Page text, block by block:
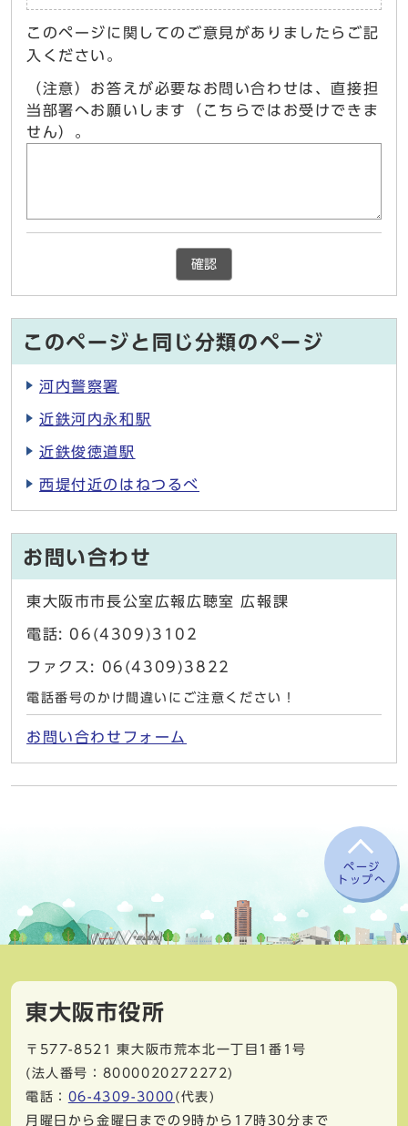
このページに関してのご意見がありましたらご記
入ください。
（注意）お答えが必要なお問い合わせは、直接担
当部署へお願いします（こちらではお受けできま
せん）。
確認
このページと同じ分類のページ
河内警察署
近鉄河内永和駅
近鉄俊徳道駅
西堤付近のはねつるべ
お問い合わせ
東大阪市市長公室広報広聴室 広報課
電話: 06(4309)3102
ファクス: 06(4309)3822
電話番号のかけ間違いにご注意ください！
お問い合わせフォーム
ページ
トップへ
東大阪市役所
〒577-8521
東大阪市荒本北一丁目1番1号
(法人番号：8000020272272)
電話： 06-4309-3000 (代表)
月曜日から金曜日までの9時から17時30分まで